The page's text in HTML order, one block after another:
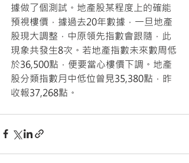
據做了個測試。地產股某程度上的確能
預視樓價，據過去20年數據，一旦地產
股現大調整，中原領先指數會跟隨，此
現象共發生8次。若地產指數未來數周低
於36,500點，便要當心樓價下調。地產
股分類指數月中低位曾見35,380點，昨
收報37,268點。